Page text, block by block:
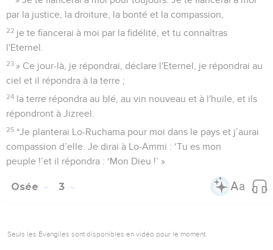
par la justice, la droiture, la bonté et la compassion,
22 je te fiancerai à moi par la fidélité, et tu connaîtras
l'Eternel.
23 » Ce jour-là, je répondrai, déclare l'Eternel, je répondrai au
ciel et il répondra à la terre ;
24 la terre répondra au blé, au vin nouveau et à l'huile, et ils
répondront à Jizreel.
25 *Je planterai Lo-Ruchama pour moi dans le pays et j’aurai
compassion d’elle. Je dirai à Lo-Ammi : ‘Tu es mon
peuple !’et il répondra : ‘Mon Dieu !’ »
Osée 3
Seuls les Évangiles sont disponibles en vidéo pour le moment.